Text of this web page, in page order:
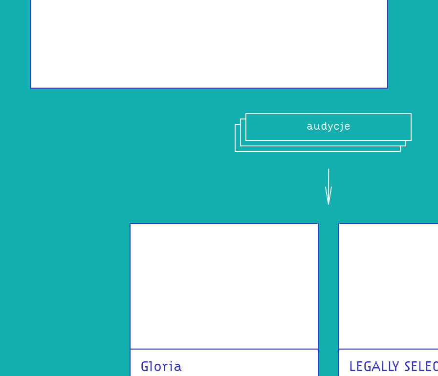
audycje
Gloria LEGALLY